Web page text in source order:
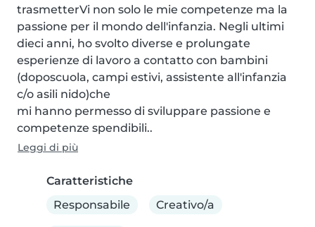
trasmetterVi non solo le mie competenze ma la
passione per il mondo dell'infanzia. Negli ultimi
dieci anni, ho svolto diverse e prolungate
esperienze di lavoro a contatto con bambini
(doposcuola, campi estivi, assistente all'infanzia
c/o asili nido)che
mi hanno permesso di sviluppare passione e
competenze spendibili..
Leggi di più
Caratteristiche
Responsabile
Creativo/a